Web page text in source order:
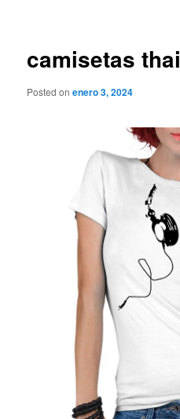
camisetas thai
Posted onenero 3, 2024